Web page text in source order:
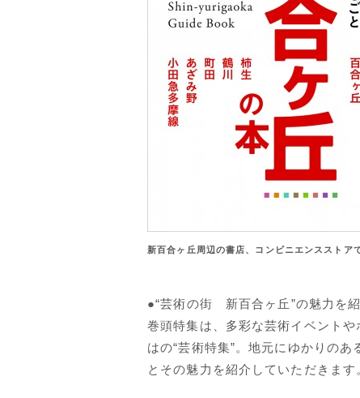
新百合ヶ丘周辺の書店、コンビニエンスストア
●“芸術の街 新百合ヶ丘”の魅力を
巻頭特集は、多彩な芸術イベント
はの“芸術特集”。地元にゆかりの
とその魅力を紹介していただきます